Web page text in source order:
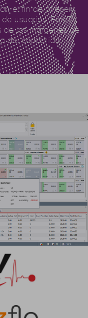
el fin de ofrecer
usuarios, ForeTV
de los márgenes de
del contenido.
de contenido de
todas aquellas
solución sofisticada
audiovisual.